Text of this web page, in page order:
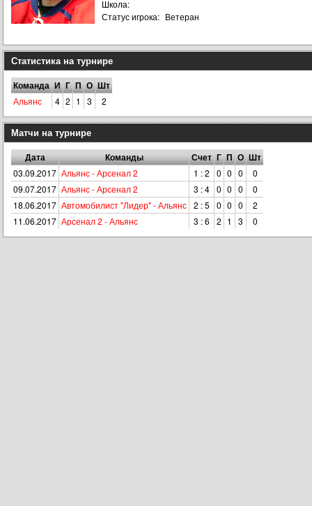
Школа:
Статус игрока: Ветеран
Статистика на турнире
Команда И Г П О Шт
Альянс 4 2 1 3 2
Матчи на турнире
Дата Команды Счет Г П О Шт
03.09.2017 Альянс - Арсенал 2 1 : 2 0 0 0
0
09.07.2017 Альянс - Арсенал 2 3 : 4 0 0 0
0
18.06.2017 Автомобилист "Лидер" - Альянс 2 : 5 0 0 0
2
11.06.2017 Арсенал 2 - Альянс 3 : 6 2 1 3 0